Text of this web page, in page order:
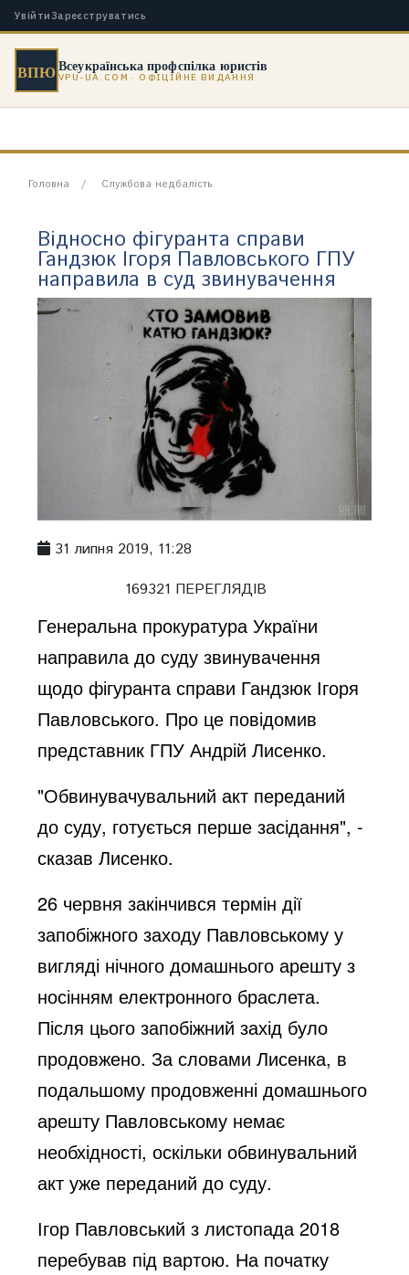
Увійти Зареєструватись
ВПЮВсеукраїнська профспілка юристів
VPU-UA.COM · ОФІЦІЙНЕ ВИДАННЯ
Головна Службова недбалість
Відносно фігуранта справи
Гандзюк Ігоря Павловського ГПУ
направила в суд звинувачення
31 липня 2019, 11:28
169321 ПЕРЕГЛЯДІВ
Генеральна прокуратура України
направила до суду звинувачення
щодо фігуранта справи Гандзюк Ігоря
Павловського. Про це повідомив
представник ГПУ Андрій Лисенко.
"Обвинувачувальний акт переданий
до суду, готується перше засідання", -
сказав Лисенко.
26 червня закінчився термін дії
запобіжного заходу Павловському у
вигляді нічного домашнього арешту з
носінням електронного браслета.
Після цього запобіжний захід було
продовжено. За словами Лисенка, в
подальшому продовженні домашнього
арешту Павловському немає
необхідності, оскільки обвинувальний
акт уже переданий до суду.
Ігор Павловський з листопада 2018
перебував під вартою. На початку